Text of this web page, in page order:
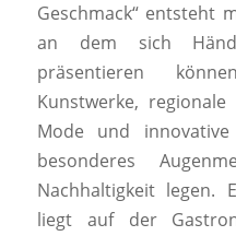
Geschmack“ entsteht
an dem sich
präsentieren
Kunstwerke,
Mode und
besonderes
Nachhaltigkeit legen.
liegt auf der